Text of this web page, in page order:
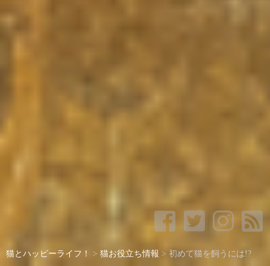
猫とハッピーライフ！ > 猫お役立ち情報 > 初めて猫を飼うには!?